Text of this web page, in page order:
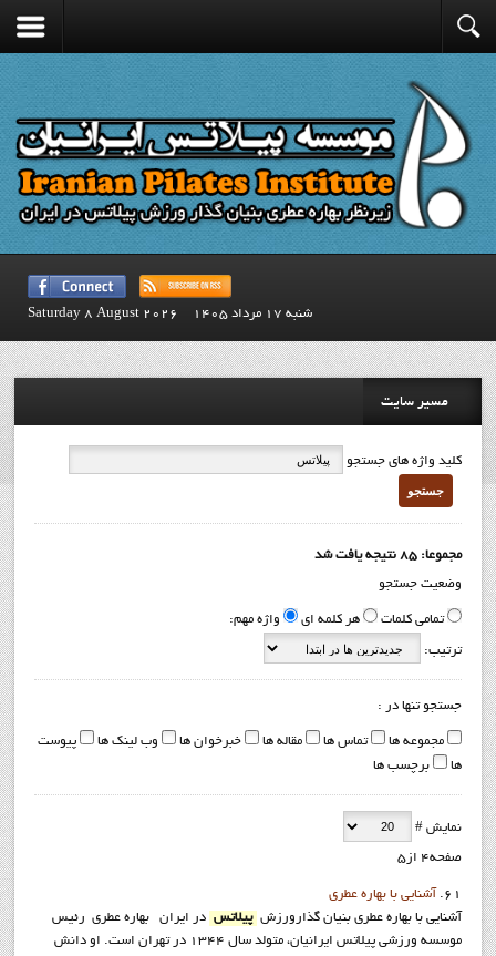
شنبه 17 مرداد 1405 Saturday 8 August 2026
مسیر سایت
کلید واژه های جستجو
جستجو
مجموعا: 85 نتیجه یافت شد
وضعیت جستجو
تمامی کلمات هر کلمه ای واژه مهم:
ترتیب:
جستجو تنها در :
مجموعه ها تماس ها مقاله ها خبرخوان ها وب لینک ها
پیوست
ها
برچسب ها
نمایش #
صفحه4 از5
61.
آشنايي با بهاره عطري
آشنايي با بهاره عطري بنيان گذارورزش
پيلاتس در ايران بهاره عطری رئيس
موسسه ورزشی پیلاتس ایرانیان، متولد سال 1344 در تهران است. او دانش